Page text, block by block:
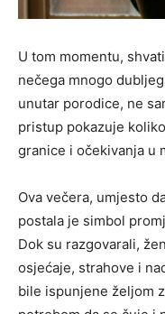
U tom momentu,
nečega mnogo
unutar porodice, ne
pristup pokazuje
granice i očekivanja u
Ova večera, umjesto
postala je simbol
Dok su razgovarali,
osjećaje, strahove i
bile ispunjene željom